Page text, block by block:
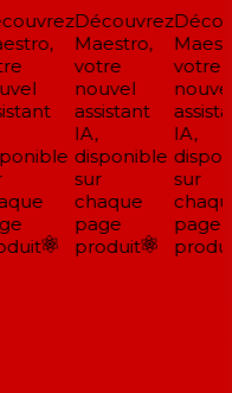
Découvrez
Maestro,
votre
nouvel
assistant
IA,
disponible
sur
chaque
page
produit
votre
nouvel
IA,
sur
page
produit